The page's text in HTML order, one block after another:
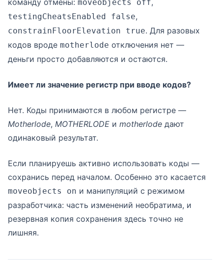
команду отмены: moveobjects off,
testingCheatsEnabled false,
constrainFloorElevation true. Для разовых
кодов вроде motherlode отключения нет —
деньги просто добавляются и остаются.
Имеет ли значение регистр при вводе кодов?
Нет. Коды принимаются в любом регистре —
Motherlode, MOTHERLODE и motherlode дают
одинаковый результат.
Если планируешь активно использовать коды —
сохранись перед началом. Особенно это касается
moveobjects on и манипуляций с режимом
разработчика: часть изменений необратима, и
резервная копия сохранения здесь точно не
лишняя.